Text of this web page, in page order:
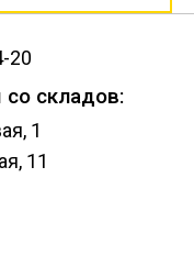
20
со складов:
1
11